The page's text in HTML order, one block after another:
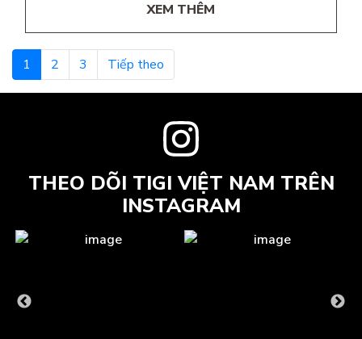
XEM THÊM
1 2 3 Tiếp theo
THEO DÕI TIGI VIỆT NAM TRÊN
INSTAGRAM